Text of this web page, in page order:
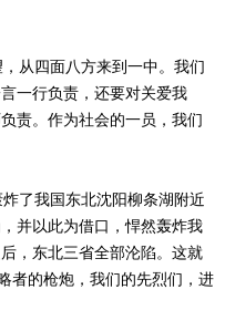
从四面八方来到一中。我们
一行负责，还要对关爱我
责。作为社会的一员，我们
了我国东北沈阳柳条湖附近
并以此为借口，悍然轰炸我
，东北三省全部沦陷。这就
者的枪炮，我们的先烈们，进
。